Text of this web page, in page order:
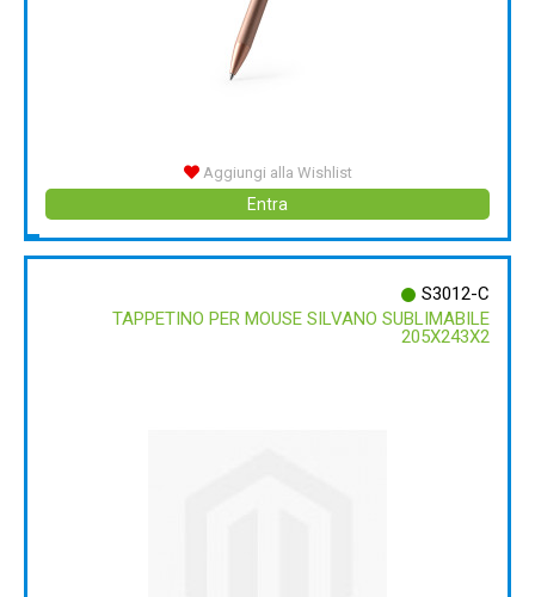
Aggiungi alla Wishlist
Entra
S3012-C
TAPPETINO PER MOUSE SILVANO SUBLIMABILE
205X243X2